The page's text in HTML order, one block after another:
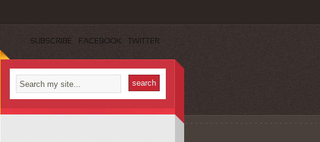
SUBSCRIBE FACEBOOK TWITTER